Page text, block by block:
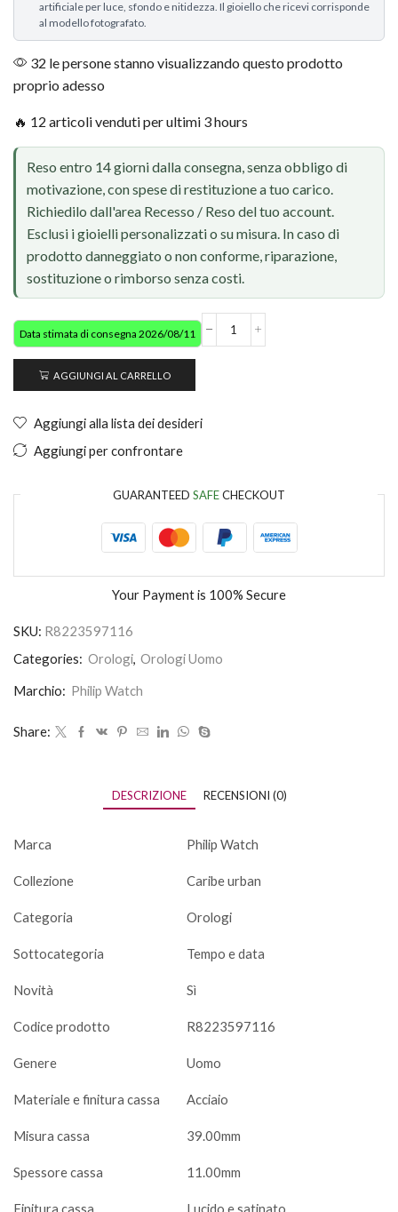
artificiale per luce, sfondo e nitidezza. Il gioiello che ricevi corrisponde
al modello fotografato.
32 le persone stanno visualizzando questo prodotto
proprio adesso
🔥 12 articoli venduti per ultimi 3 hours
Reso entro 14 giorni dalla consegna, senza obbligo di
motivazione, con spese di restituzione a tuo carico.
Richiedilo dall'area Recesso / Reso del tuo account.
Esclusi i gioielli personalizzati o su misura. In caso di
prodotto danneggiato o non conforme, riparazione,
sostituzione o rimborso senza costi.
Data stimata di consegna 2026/08/11
AGGIUNGI AL CARRELLO
Aggiungi alla lista dei desideri
Aggiungi per confrontare
GUARANTEED SAFECHECKOUT
Your Payment is 100% Secure
SKU: R8223597116
Categories: Orologi, Orologi Uomo
Marchio: Philip Watch
Share:
DESCRIZIONE RECENSIONI (0)
Marca Philip Watch
Collezione Caribe urban
Categoria Orologi
Sottocategoria Tempo e data
Novità Sì
Codice prodotto R8223597116
Genere Uomo
Materiale e finitura cassa Acciaio
Misura cassa 39.00mm
Spessore cassa 11.00mm
Finitura cassa Lucido e satinato